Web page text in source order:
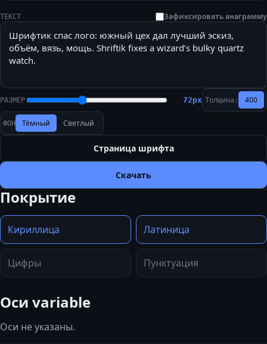
ТЕКСТ Зафиксировать анаграмму
РАЗМЕР 72px Толщина: 400
ФОН Тёмный Светлый
Страница шрифта
Скачать
Покрытие
Кириллица Латиница
Цифры Пунктуация
Оси variable
Оси не указаны.